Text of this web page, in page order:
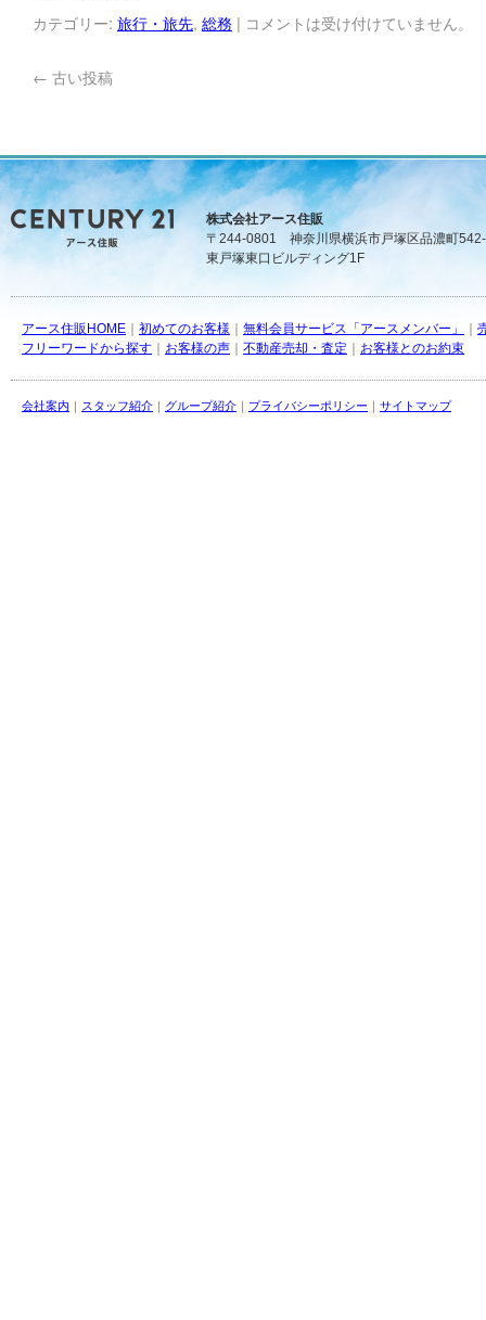
カテゴリー: 旅行・旅先, 総務 | コメントは受け付けていません。
← 古い投稿
株式会社アース住販
〒244-0801 神奈川県横浜市戸塚区品濃町
東戸塚東口ビルディング1F
アース住販HOME 初めてのお客様 無料会員サービス「アースメンバー」
フリーワードから探す
お客様の声 不動産売却・査定 お客様とのお約束
会社案内 ｜ スタッフ紹介 ｜ グループ紹介 ｜ プライバシーポリシー ｜ サイトマップ